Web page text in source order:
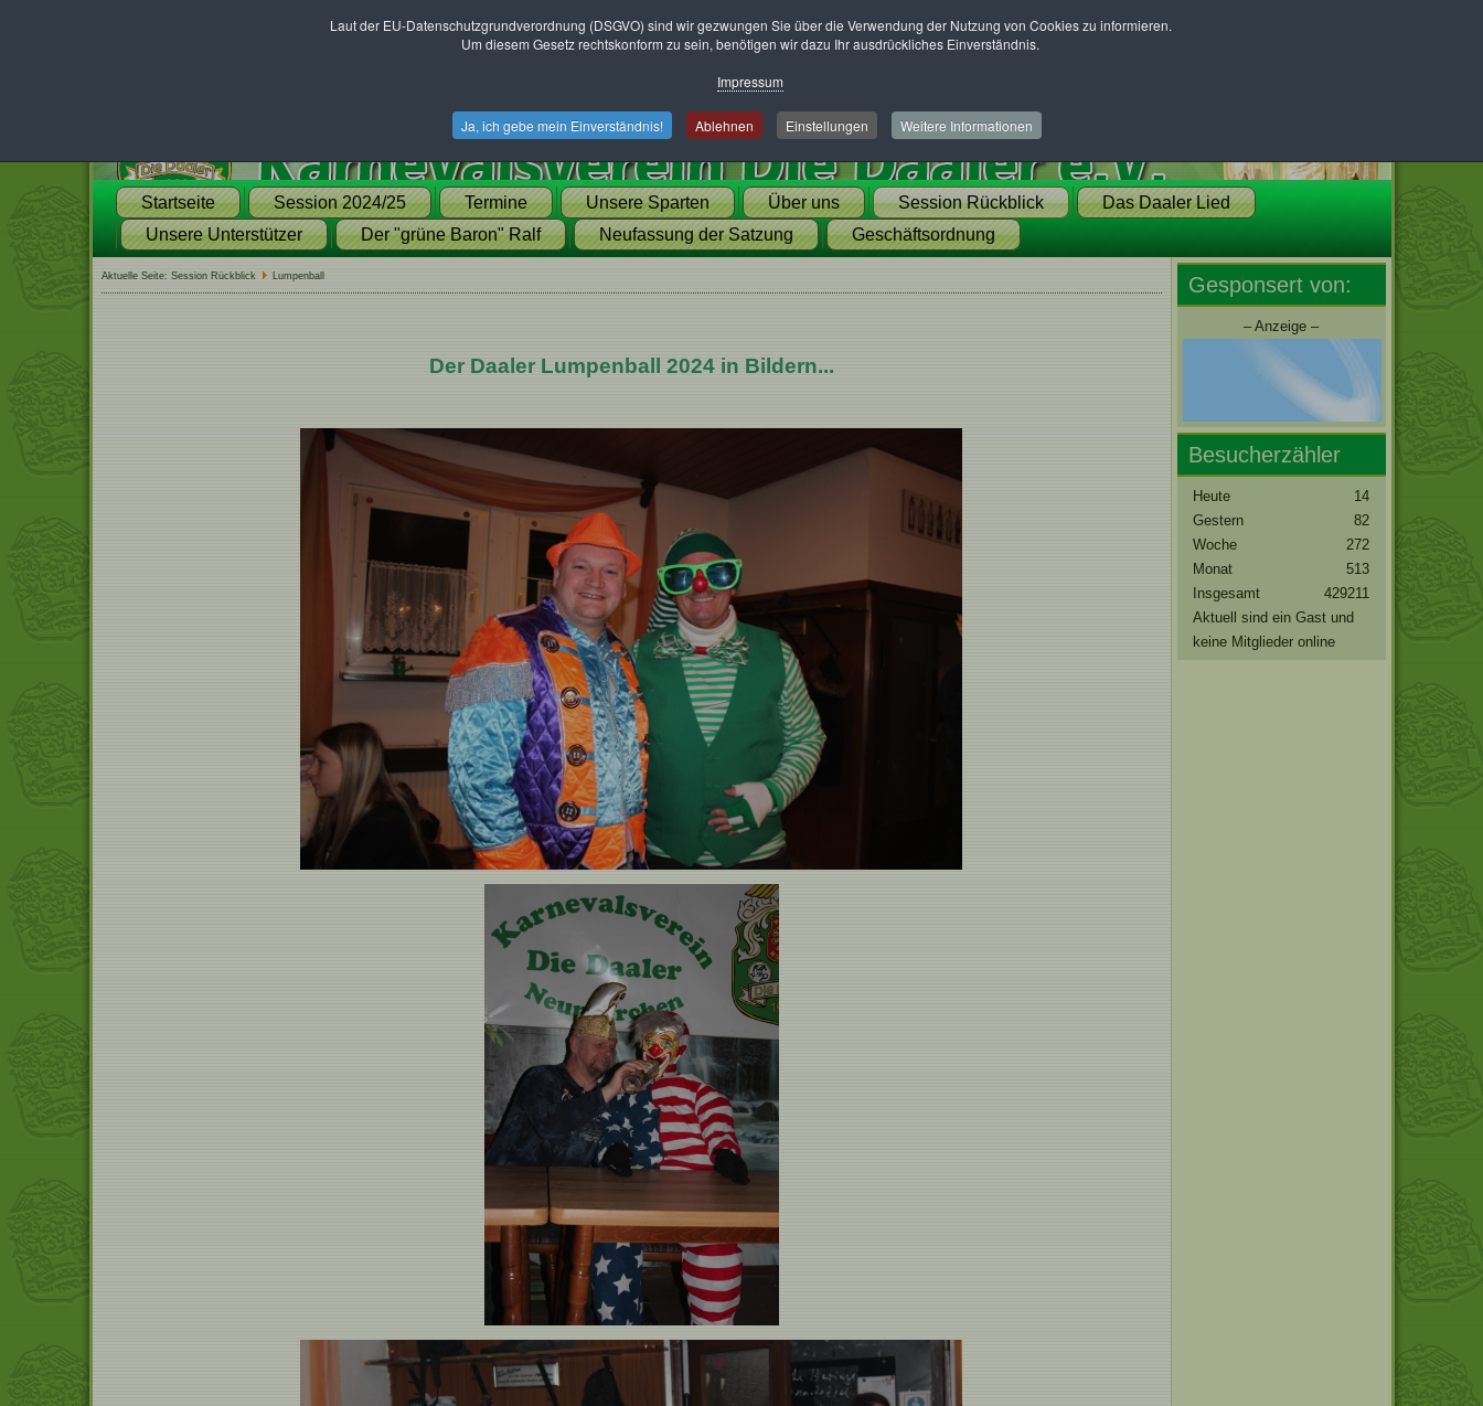
Startseite Session 2024/25 Termine Unsere Sparten Über uns Session Rückblick
Das Daaler Lied
Unsere Unterstützer
Der "grüne Baron" Ralf Neufassung der Satzung Geschäftsordnung
Aktuelle Seite: Session Rückblick Lumpenball
Der Daaler Lumpenball 2024 in Bildern...
Gesponsert von:
– Anzeige –
Besucherzähler
Heute
14
Gestern
82
Woche
272
Monat
513
Insgesamt
429211
Aktuell sind ein Gast und
keine Mitglieder online
Laut der EU-Datenschutzgrundverordnung (DSGVO) sind wir gezwungen Sie über die Verwendung der Nutzung von Cookies zu informieren.
Um diesem Gesetz rechtskonform zu sein, benötigen wir dazu Ihr ausdrückliches Einverständnis.
Impressum
Ja, ich gebe mein Einverständnis! Ablehnen Einstellungen Weitere Informationen